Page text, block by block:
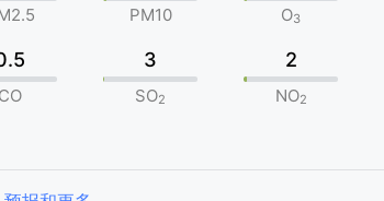
PM10 O3
3
SO2
2
NO2